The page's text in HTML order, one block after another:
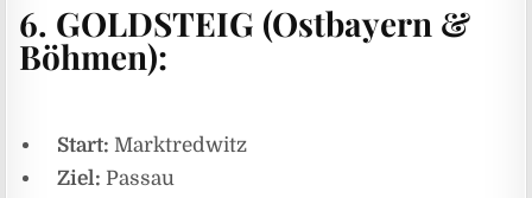
6. GOLDSTEIG (Ostbayern &
Böhmen):
Start: Marktredwitz
Ziel: Passau